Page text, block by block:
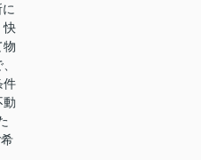
快
物
件
動